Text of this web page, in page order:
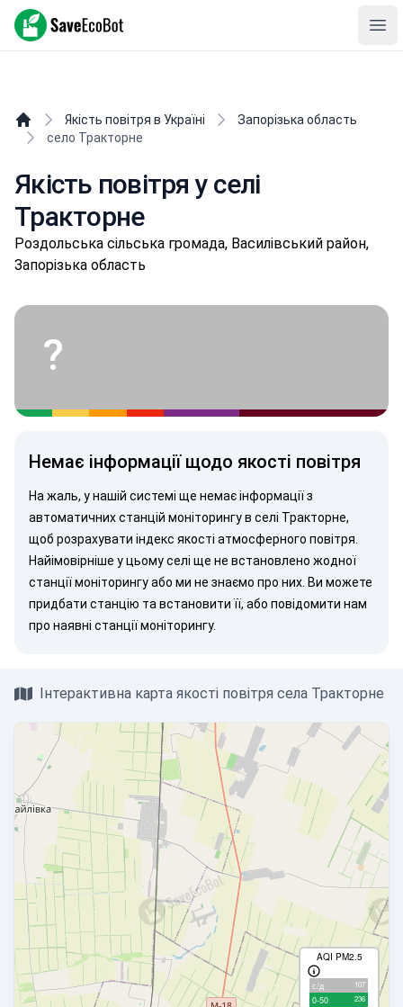
SaveEcoBot
Якість повітря в Україні
Запорізька область
село Тракторне
Якість повітря у селі
Тракторне
Рoздoльськa сільська громада, Василівський район,
Запорізька область
?
Немає інформації щодо якості повітря
На жаль, у нашій системі ще немає інформації з
автоматичних станцій моніторингу в селі Тракторне,
щоб розрахувати індекс якості атмосферного повітря.
Найімовірніше у цьому селі ще не встановлено жодної
станції моніторингу або ми не знаємо про них. Ви можете
придбати станцію та встановити її, або повідомити нам
про наявні станції моніторингу.
Інтерактивна карта якості повітря села Тракторне
AQI PM2.5
с/д 107
0-50 236